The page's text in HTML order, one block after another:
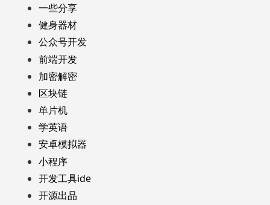
一些分享
健身器材
公众号开发
前端开发
加密解密
区块链
单片机
学英语
安卓模拟器
小程序
开发工具ide
开源出品